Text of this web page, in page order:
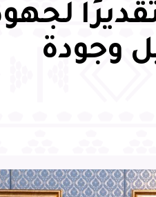
وجودة